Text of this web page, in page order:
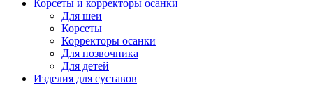
Корсеты и корректоры осанки
Для шеи
Корсеты
Корректоры осанки
Для позвочника
Для детей
Изделия для суставов